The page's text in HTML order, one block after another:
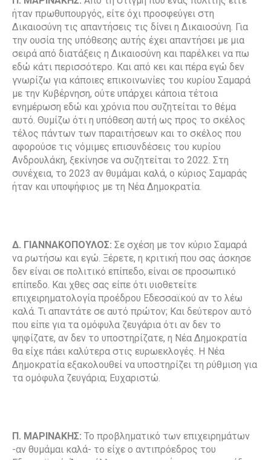
ήταν πρωθυπουργός, είτε όχι προσφεύγει στη
Δικαιοσύνη τις απαντήσεις τις δίνει η Δικαιοσύνη. Για
την ουσία της υπόθεσης αυτής έχει απαντήσει με μια
σειρά από διατάξεις η Δικαιοσύνη και παρέλκει να πω
εδώ κάτι περισσότερο. Και από κει και πέρα εγώ δεν
γνωρίζω για κάποιες επικοινωνίες του κυρίου Σαμαρά
με την Κυβέρνηση, ούτε υπάρχει κάποια τέτοια
ενημέρωση εδώ και χρόνια που συζητείται το θέμα
αυτό. Θυμίζω ότι η υπόθεση αυτή ως προς το σκέλος
τέλος πάντων των παραιτήσεων και το σκέλος που
αφορούσε τις νόμιμες επισυνδέσεις του κυρίου
Ανδρουλάκη, ξεκίνησε να συζητείται το 2022. Στη
συνέχεια, το 2023 αν θυμάμαι καλά, ο κύριος Σαμαράς
ήταν και υποψήφιος με τη Νέα Δημοκρατία.
Δ. ΓΙΑΝΝΑΚΟΠΟΥΛΟΣ: Σε σχέση με τον κύριο Σαμαρά
να ρωτήσω και εγώ. Ξέρετε, η κριτική που σας άσκησε
δεν είναι σε πολιτικό επίπεδο, είναι σε προσωπικό
επίπεδο. Και χθες σας είπε ότι υιοθετείτε
επιχειρηματολογία προέδρου Εδεσσαϊκού αν το λέω
καλά. Τι απαντάτε σε αυτό πρώτον; Και δεύτερον αυτό
που είπε για τα ομόφυλα ζευγάρια ότι αν δεν το
ψηφίζατε, αν δεν το υποστηρίζατε, η Νέα Δημοκρατία
θα είχε πάει καλύτερα στις ευρωεκλογές. Η Νέα
Δημοκρατία εξακολουθεί να υποστηρίζει τη ρύθμιση για
τα ομόφυλα ζευγάρια; Ευχαριστώ.
Π. ΜΑΡΙΝΑΚΗΣ: Το προβληματικό των επιχειρημάτων
-αν θυμάμαι καλά- το είχε ο αντιπρόεδρος του